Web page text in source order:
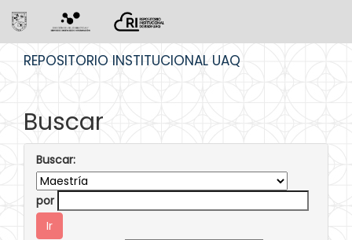
REPOSITORIO INSTITUCIONAL UAQ
Buscar
Buscar:
por